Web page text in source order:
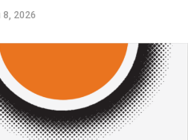
8, 2026